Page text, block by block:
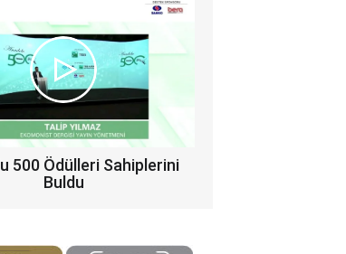
500 Ödülleri Sahiplerini
Buldu